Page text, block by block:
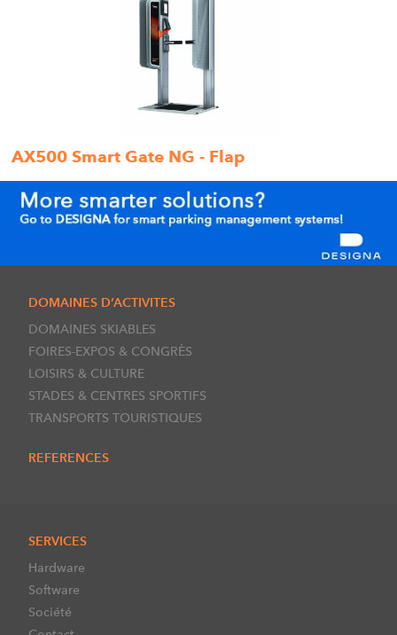
AX500 Smart Gate NG - Flap
DOMAINES D’ACTIVITES
DOMAINES SKIABLES
FOIRES-EXPOS & CONGRÈS
LOISIRS & CULTURE
STADES & CENTRES SPORTIFS
TRANSPORTS TOURISTIQUES
REFERENCES
SERVICES
Hardware
Software
Société